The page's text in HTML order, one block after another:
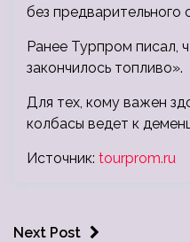
без предварительного
Ранее Турпром писал,
закончилось топливо».
Для тех, кому важен
колбасы ведет к
Источник: tourprom.ru
Next Post